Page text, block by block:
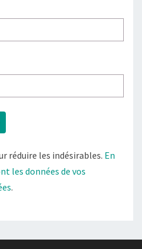
réduire les indésirables. En
les données de vos
.